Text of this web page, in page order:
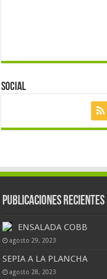
Social
Publicaciones Recientes
ENSALADA COBB
agosto 29, 2023
SEPIA A LA PLANCHA
agosto 28, 2023